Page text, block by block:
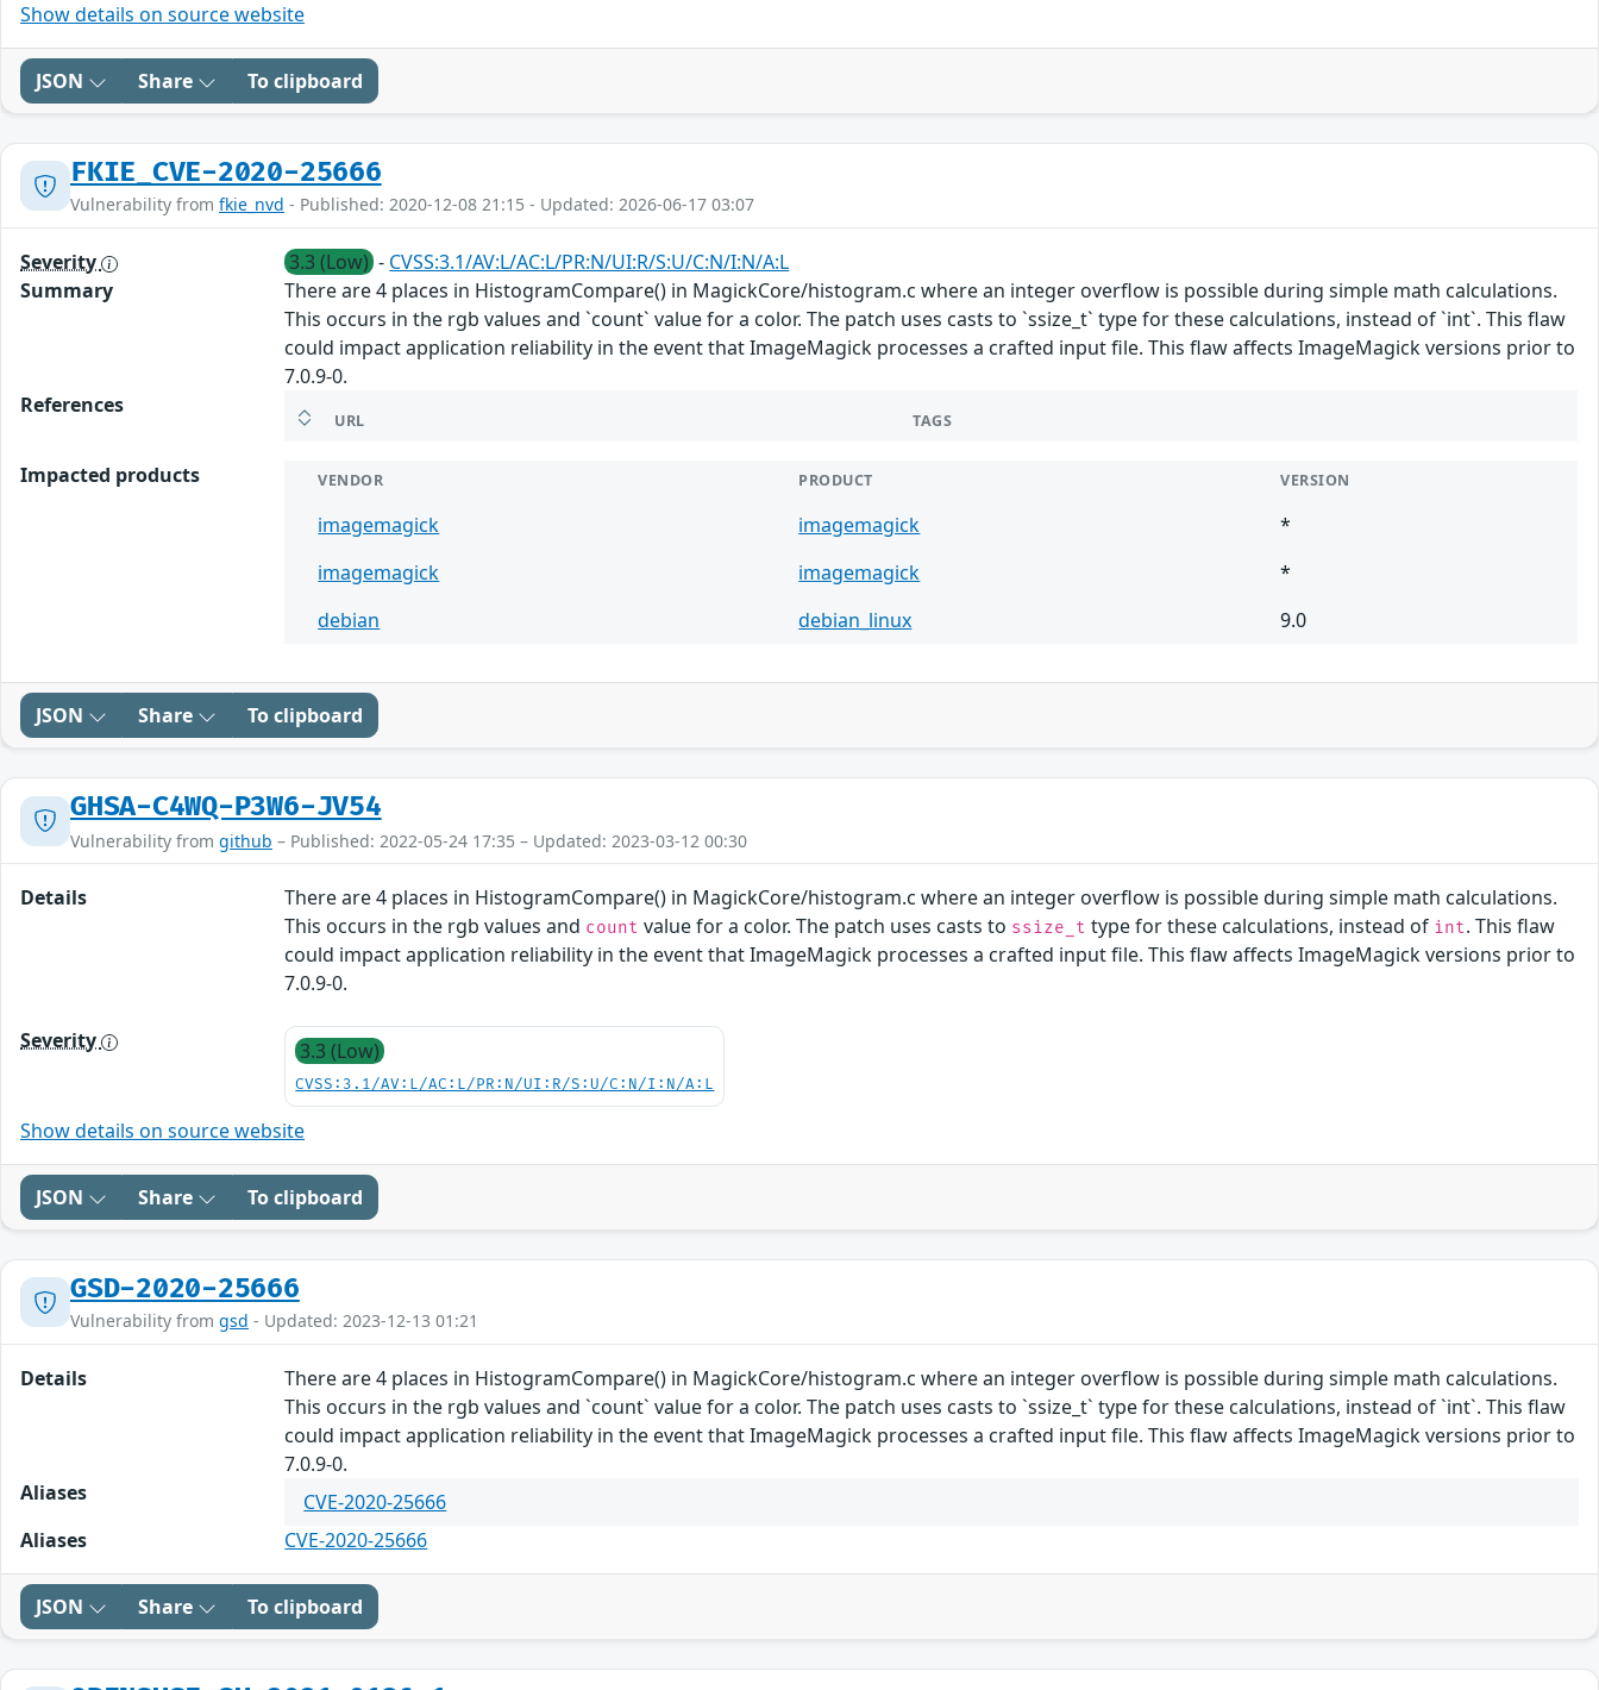
Show details on source website
JSON Share To clipboard
FKIE_CVE-2020-25666
Vulnerability from fkie_nvd - Published: 2020-12-08 21:15 - Updated: 2026-06-17 03:07
Severity 3.3 (Low) - CVSS:3.1/AV:L/AC:L/PR:N/UI:R/S:U/C:N/I:N/A:L
Summary
There are 4 places in HistogramCompare() in MagickCore/histogram.c where an integer overflow is possible during simple math calculations.
This occurs in the rgb values and `count` value for a color. The patch uses casts to `ssize_t` type for these calculations, instead of `int`. This flaw
could impact application reliability in the event that ImageMagick processes a crafted input file. This flaw affects ImageMagick versions prior to
7.0.9-0.
References
URL TAGS
Impacted products VENDOR PRODUCT VERSION
imagemagick imagemagick
*
imagemagick
imagemagick
*
debian
debian_linux 9.0
JSON Share To clipboard
GHSA-C4WQ-P3W6-JV54
Vulnerability from github – Published: 2022-05-24 17:35 – Updated: 2023-03-12 00:30
Details
There are 4 places in HistogramCompare() in MagickCore/histogram.c where an integer overflow is possible during simple math calculations.
This occurs in the rgb values and count value for a color. The patch uses casts to ssize_t type for these calculations, instead of int. This flaw
could impact application reliability in the event that ImageMagick processes a crafted input file. This flaw affects ImageMagick versions prior to
7.0.9-0.
Severity 3.3 (Low)
CVSS:3.1/AV:L/AC:L/PR:N/UI:R/S:U/C:N/I:N/A:L
Show details on source website
JSON Share To clipboard
GSD-2020-25666
Vulnerability from gsd - Updated: 2023-12-13 01:21
Details
There are 4 places in HistogramCompare() in MagickCore/histogram.c where an integer overflow is possible during simple math calculations.
This occurs in the rgb values and `count` value for a color. The patch uses casts to `ssize_t` type for these calculations, instead of `int`. This flaw
could impact application reliability in the event that ImageMagick processes a crafted input file. This flaw affects ImageMagick versions prior to
7.0.9-0.
Aliases
CVE-2020-25666
Aliases
CVE-2020-25666
JSON Share To clipboard